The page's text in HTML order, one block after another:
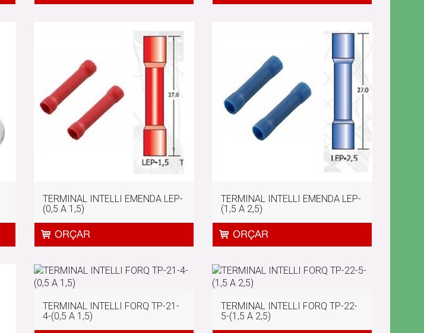
TERMINAL INTELLI EMENDA LEP-
(0,5 A 1,5)
TERMINAL INTELLI EMENDA LEP-
(1,5 A 2,5)
TERMINAL INTELLI FORQ TP-21-
4-(0,5 A 1,5)
TERMINAL INTELLI FORQ TP-22-
5-(1,5 A 2,5)